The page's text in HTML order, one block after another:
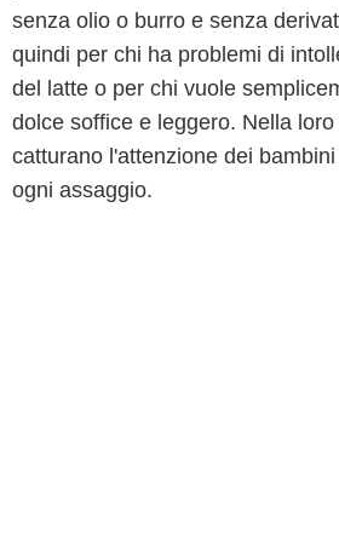
senza olio o burro e senza
quindi per chi ha problemi di
del latte o per chi vuole
dolce soffice e leggero. Nella
catturano l'attenzione dei
ogni assaggio.